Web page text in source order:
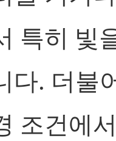
특히 빛
다. 더불
조건에